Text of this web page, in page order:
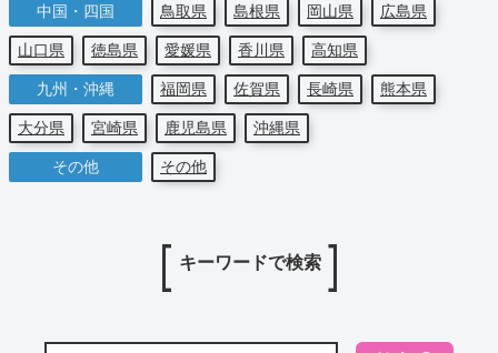
中国・四国
鳥取県 島根県 岡山県
広島県
山口県
徳島県 愛媛県 香川県
高知県
九州・沖縄
福岡県 佐賀県 長崎県
熊本県
大分県
宮崎県 鹿児島県
沖縄県
その他
その他
キーワードで検索